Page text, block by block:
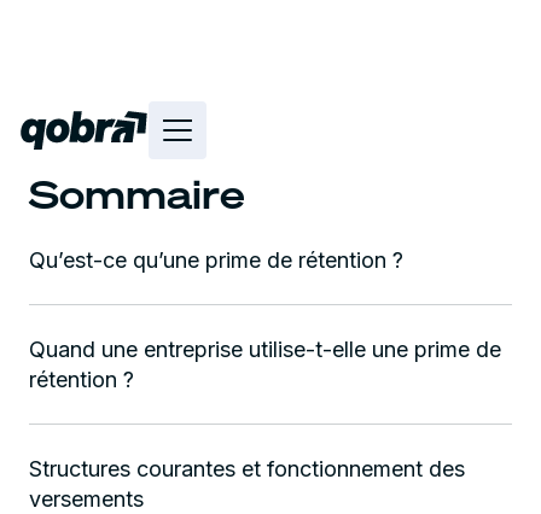
Sommaire
Qu’est-ce qu’une prime de rétention ?
Quand une entreprise utilise-t-elle une prime de
rétention ?
Structures courantes et fonctionnement des
versements